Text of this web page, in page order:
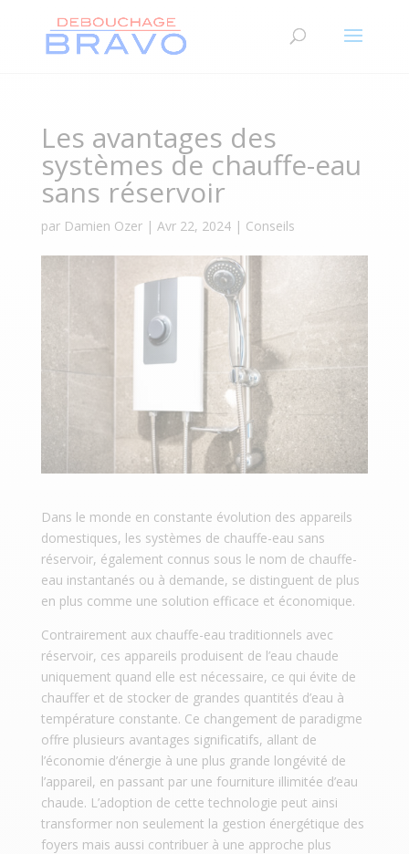
Les avantages des
systèmes de chauffe-eau
sans réservoir
par Damien Ozer| Avr 22, 2024| Conseils
Dans le monde en constante évolution des appareils
domestiques, les systèmes de chauffe-eau sans
réservoir, également connus sous le nom de chauffe-
eau instantanés ou à demande, se distinguent de plus
en plus comme une solution efficace et économique.
Contrairement aux chauffe-eau traditionnels avec
réservoir, ces appareils produisent de l’eau chaude
uniquement quand elle est nécessaire, ce qui évite de
chauffer et de stocker de grandes quantités d’eau à
température constante. Ce changement de paradigme
offre plusieurs avantages significatifs, allant de
l’économie d’énergie à une plus grande longévité de
l’appareil, en passant par une fourniture illimitée d’eau
chaude. L’adoption de cette technologie peut ainsi
transformer non seulement la gestion énergétique des
foyers mais aussi contribuer à une approche plus